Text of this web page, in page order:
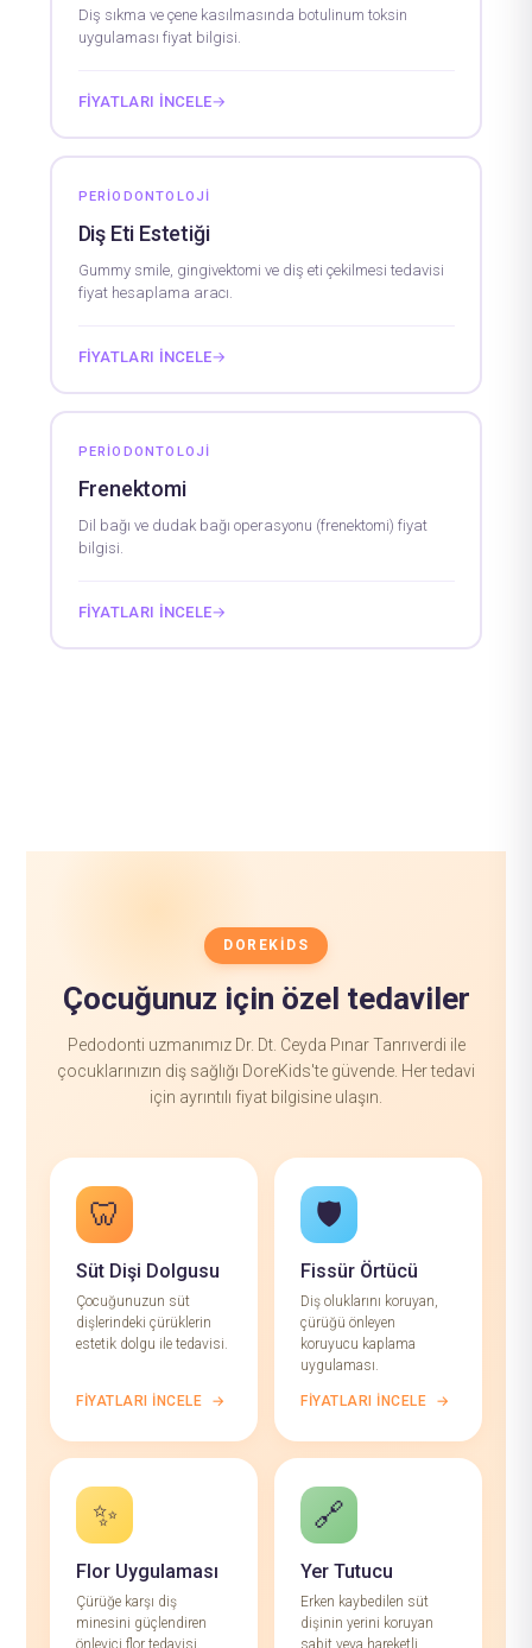
Diş sıkma ve çene kasılmasında botulinum toksin
uygulaması fiyat bilgisi.
FIYATLARI İNCELE→
PERIODONTOLOJI
Diş Eti Estetiği
Gummy smile, gingivektomi ve diş eti çekilmesi tedavisi
fiyat hesaplama aracı.
FIYATLARI İNCELE→
PERIODONTOLOJI
Frenektomi
Dil bağı ve dudak bağı operasyonu (frenektomi) fiyat
bilgisi.
FIYATLARI İNCELE→
DOREKIDS
Çocuğunuz için özel tedaviler
Pedodonti uzmanımız Dr. Dt. Ceyda Pınar Tanrıverdi ile
çocuklarınızın diş sağlığı DoreKids'te güvende. Her tedavi
için ayrıntılı fiyat bilgisine ulaşın.
🦷
Süt Dişi Dolgusu
Çocuğunuzun süt
dişlerindeki çürüklerin
estetik dolgu ile tedavisi.
FIYATLARI İNCELE →
🛡️
Fissür Örtücü
Diş oluklarını koruyan,
çürüğü önleyen
koruyucu kaplama
uygulaması.
FIYATLARI İNCELE →
✨
Flor Uygulaması
Çürüğe karşı diş
minesini güçlendiren
önleyici flor tedavisi.
🔗
Yer Tutucu
Erken kaybedilen süt
dişinin yerini koruyan
sabit veya hareketli